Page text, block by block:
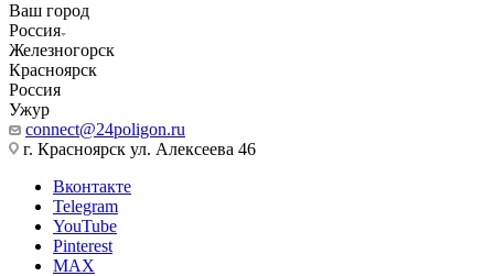
Ваш город
Россия
Железногорск
Красноярск
Россия
Ужур
connect@24poligon.ru
г. Красноярск ул. Алексеева 46
Вконтакте
Telegram
YouTube
Pinterest
MAX